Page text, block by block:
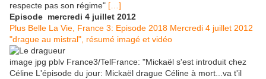
respecte pas son régime" […]
Episode mercredi 4 juillet 2012
Plus Belle La Vie, France 3: Episode 2018 Mercredi 4 juillet 2012
"drague au mistral", résumé imagé et vidéo
image jpg pblv France3/TelFrance: "Mickaël s'est introduit chez
Céline L'épisode du jour: Mickaël drague Céline à mort...va t'il